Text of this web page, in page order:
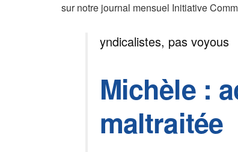
sur notre journal mensuel Initiative
yndicalistes, pas voyous
Michèle :
maltraitée